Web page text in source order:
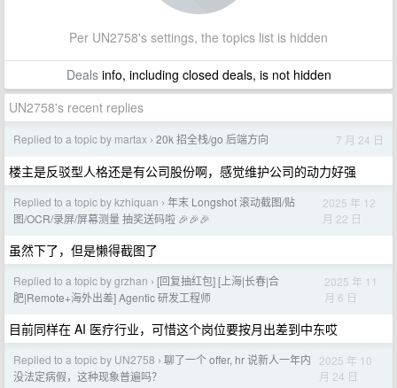
Per UN2758's settings, the topics list is hidden
Dealsinfo, including closed deals, is not hidden
UN2758's recent replies
Replied to a topic by martax › 20k 招全栈/go 后端方向 7 月 24 日
楼主是反驳型人格还是有公司股份啊，感觉维护公司的动力好强
Replied to a topic by kzhiquan › 年末 Longshot 滚动截图/贴
图/OCR/录屏/屏幕测量 抽奖送码啦 🎉🎉🎉
2025 年 12
月 22 日
虽然下了，但是懒得截图了
Replied to a topic by grzhan › [回复抽红包] [上海|长春|合
肥|Remote+海外出差] Agentic 研发工程师
2025 年 11
月 6 日
目前同样在 AI 医疗行业，可惜这个岗位要按月出差到中东哎
Replied to a topic by UN2758 › 聊了一个 offer, hr 说新人一年内
没法定病假，这种现象普遍吗？
2025 年 10
月 24 日